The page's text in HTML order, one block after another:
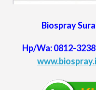
Biospray
Hp/Wa:0812-